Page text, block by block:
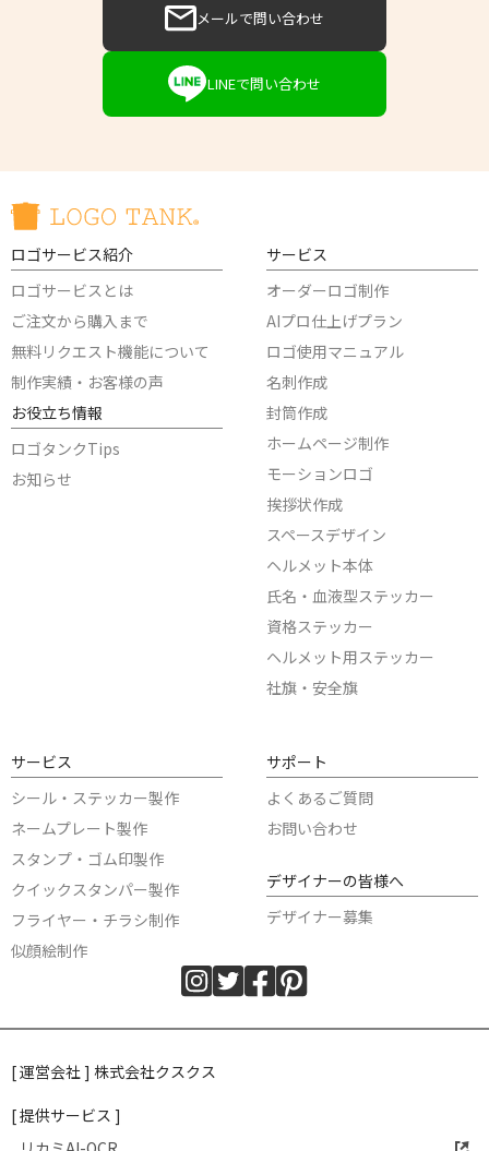
メールで問い合わせ
LINEで問い合わせ
ロゴサービス紹介
ロゴサービスとは
ご注文から購入まで
無料リクエスト機能について
制作実績・お客様の声
お役立ち情報
ロゴタンクTips
お知らせ
サービス
オーダーロゴ制作
AIプロ仕上げプラン
ロゴ使用マニュアル
名刺作成
封筒作成
ホームページ制作
モーションロゴ
挨拶状作成
スペースデザイン
ヘルメット本体
氏名・血液型ステッカー
資格ステッカー
ヘルメット用ステッカー
社旗・安全旗
サービス
シール・ステッカー製作
ネームプレート製作
スタンプ・ゴム印製作
クイックスタンパー製作
フライヤー・チラシ制作
似顔絵制作
サポート
よくあるご質問
お問い合わせ
デザイナーの皆様へ
デザイナー募集
[ 運営会社 ] 株式会社クスクス
[ 提供サービス ]